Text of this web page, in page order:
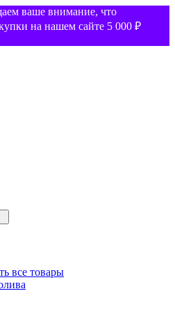
ваше внимание, что
на нашем сайте 5 000 ₽
все товары